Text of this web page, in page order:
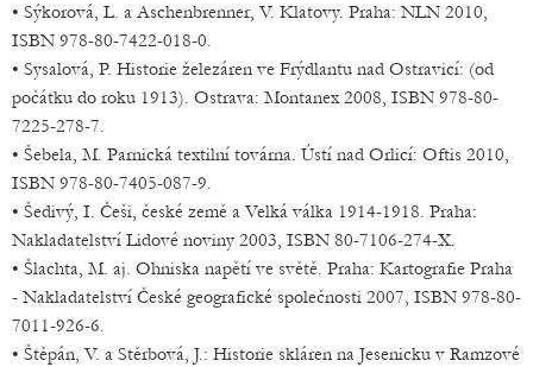
• Sýkorová, L. a Aschenbrenner, V. Klatovy. Praha: NLN 2010,
ISBN 978-80-7422-018-0.
• Sysalová, P. Historie železáren ve Frýdlantu nad Ostravicí: (od
počátku do roku 1913). Ostrava: Montanex 2008, ISBN 978-80-
7225-278-7.
• Šebela, M. Parnická textilní továrna. Ústí nad Orlicí: Oftis 2010,
ISBN 978-80-7405-087-9.
• Šedivý, I. Češi, české země a Velká válka 1914-1918. Praha:
Nakladatelství Lidové noviny 2003, ISBN 80-7106-274-X.
• Šlachta, M. aj. Ohniska napětí ve světě. Praha: Kartografie Praha
- Nakladatelství České geografické společnosti 2007, ISBN 978-80-
7011-926-6.
• Štěpán, V. a Stěrbová, J.: Historie skláren na Jesenicku v Ramzové